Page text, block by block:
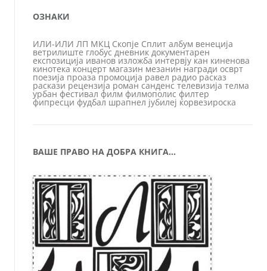
ОЗНАКИ
ИЛИ-ИЛИ ЛП МКЦ Скопје Сплит албум венеција
ветрилиште глобус дневник документарен
експозиција иванов изложба интервју кан киненова
кинотека концерт магазин мезанин награди осврт
поезија проаза промоција равел радио расказ
раскази рецензија роман санденс телевизија телма
урбан фестивал филм филмополис филтер
фипресци фудбал шрапнел јубилеј ќорвезироска
ВАШЕ ПРАВО НА ДОБРА КНИГА…